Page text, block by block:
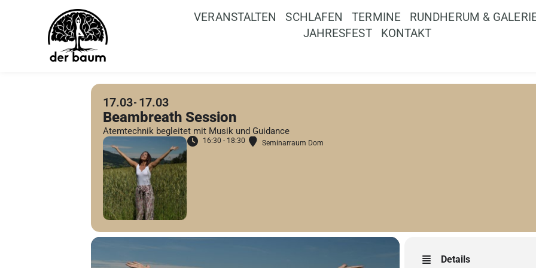
VERANSTALTEN SCHLAFEN TERMINE
RUNDHERUM &
JAHRESFEST
KONTAKT
17.03 17.03
Beambreath Session
Atemtechnik begleitet mit Musik und Guidance
16:30 - 18:30 Seminarraum Dom
Details